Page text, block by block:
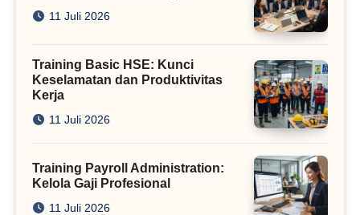
11 Juli 2026
Training Basic HSE: Kunci
Keselamatan dan Produktivitas
Kerja
11 Juli 2026
Training Payroll Administration:
Kelola Gaji Profesional
11 Juli 2026